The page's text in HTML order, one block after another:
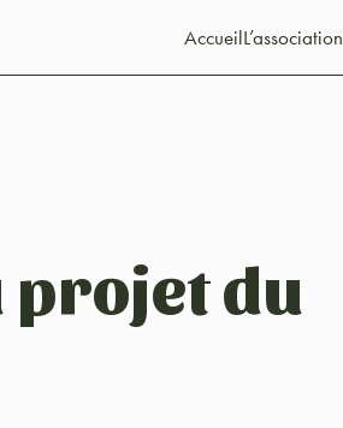
AccueilL’association
projet du